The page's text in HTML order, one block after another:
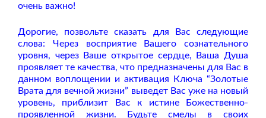
очень важно!
Дорогие, позвольте сказать для Вас следующие
слова: Через восприятие Вашего сознательного
уровня, через Ваше открытое сердце, Ваша Душа
проявляет те качества, что предназначены для Вас в
данном воплощении и активация Ключа “Золотые
Врата для вечной жизни” выведет Вас уже на новый
уровень, приблизит Вас к истине Божественно-
проявленной жизни. Будьте смелы в своих